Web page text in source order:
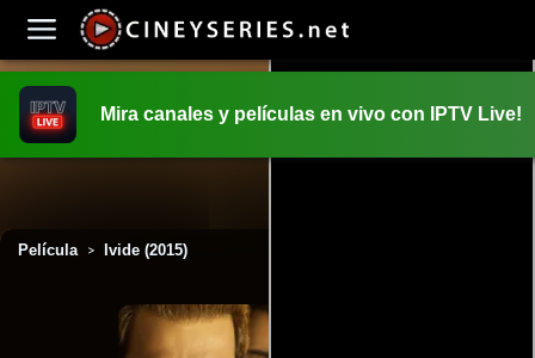
Mira canales y películas en vivo con IPTV Live!
Película > Ivide (2015)